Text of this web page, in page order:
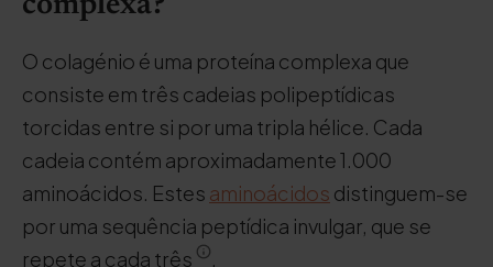
O colagénio é uma proteína complexa que
consiste em três cadeias polipeptídicas
torcidas entre si por uma tripla hélice. Cada
cadeia contém aproximadamente 1.000
aminoácidos. Estes aminoácidos distinguem-se
por uma sequência peptídica invulgar, que se
repete a cada três
.